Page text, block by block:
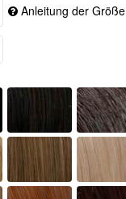
Anleitung der Größe